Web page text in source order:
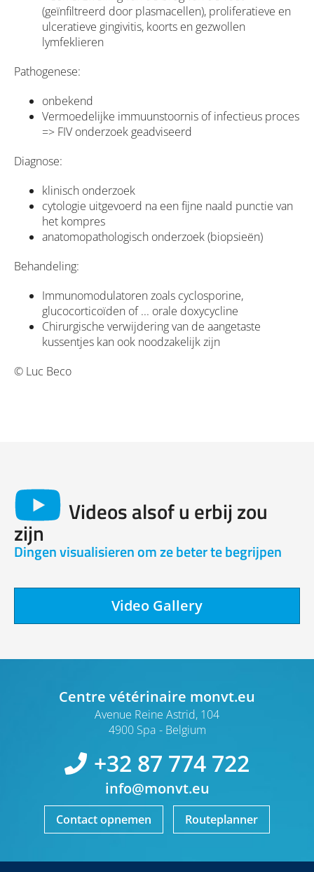
(geïnfiltreerd door plasmacellen), proliferatieve en
ulceratieve gingivitis, koorts en gezwollen
lymfeklieren
Pathogenese:
onbekend
Vermoedelijke immuunstoornis of infectieus proces
=> FIV onderzoek geadviseerd
Diagnose:
klinisch onderzoek
cytologie uitgevoerd na een fijne naald punctie van
het kompres
anatomopathologisch onderzoek (biopsieën)
Behandeling:
Immunomodulatoren zoals cyclosporine,
glucocorticoïden of ... orale doxycycline
Chirurgische verwijdering van de aangetaste
kussentjes kan ook noodzakelijk zijn
© Luc Beco
Videos alsof u erbij zou
zijn
Dingen visualisieren om ze beter te begrijpen
Video Gallery
Centre vétérinaire monvt.eu
Avenue Reine Astrid, 104
4900 Spa
Belgium
+32 87 774 722
info@monvt.eu
Contact opnemen Routeplanner